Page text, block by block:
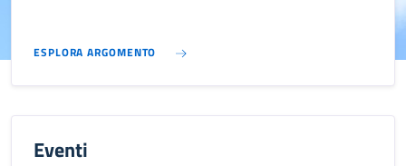
ESPLORA ARGOMENTO
Eventi